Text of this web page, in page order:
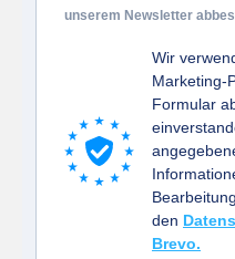
unserem Newsletter
Wir
Marketing-
Formular
den
Brevo.